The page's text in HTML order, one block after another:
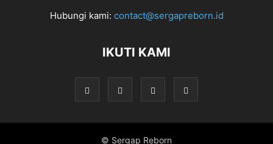
Hubungi kami: contact@sergapreborn.id
IKUTI KAMI
© Sergap Reborn